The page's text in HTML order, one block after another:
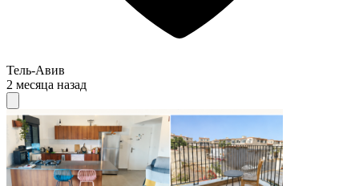
Тель-Авив
2 месяца назад